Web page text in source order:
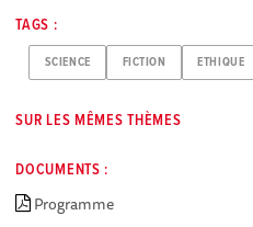
TAGS :
SCIENCE FICTION ETHIQUE
SUR LES MÊMES THÈMES
DOCUMENTS :
Programme